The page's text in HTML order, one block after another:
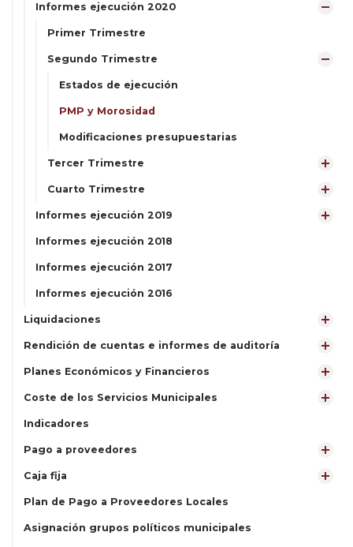
Informes ejecución 2020
Primer Trimestre
Segundo Trimestre
Estados de ejecución
PMP y Morosidad
Modificaciones presupuestarias
Tercer Trimestre
Cuarto Trimestre
Informes ejecución 2019
Informes ejecución 2018
Informes ejecución 2017
Informes ejecución 2016
Liquidaciones
Rendición de cuentas e informes de auditoría
Planes Económicos y Financieros
Coste de los Servicios Municipales
Indicadores
Pago a proveedores
Caja fija
Plan de Pago a Proveedores Locales
Asignación grupos políticos municipales